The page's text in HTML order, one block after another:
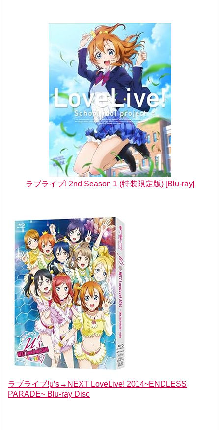
ラブライブ! 2nd Season 1 (特装限定版) [Blu-ray]
ラブライブ!μ’s→NEXT LoveLive! 2014~ENDLESS
PARADE~ Blu-ray Disc